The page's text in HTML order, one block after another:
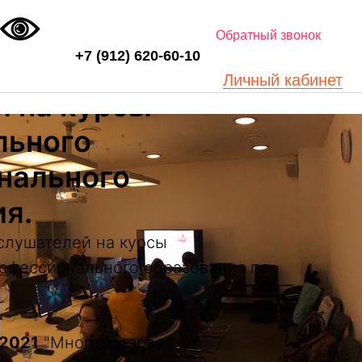
+7 (912) 620-60-10
Обратный звонок
Личный кабинет
набор
на курсы
на курсы
образования по
"Многосрезовая